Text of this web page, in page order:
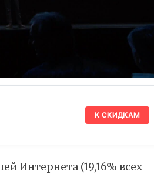
К СКИДКАМ
Интернета (19,16% всех